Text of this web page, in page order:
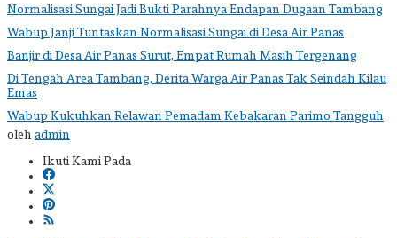
Normalisasi Sungai Jadi Bukti Parahnya Endapan Dugaan Tambang
Wabup Janji Tuntaskan Normalisasi Sungai di Desa Air Panas
Banjir di Desa Air Panas Surut, Empat Rumah Masih Tergenang
Di Tengah Area Tambang, Derita Warga Air Panas Tak Seindah Kilau
Emas
Wabup Kukuhkan Relawan Pemadam Kebakaran Parimo Tangguh
oleh admin
Ikuti Kami Pada